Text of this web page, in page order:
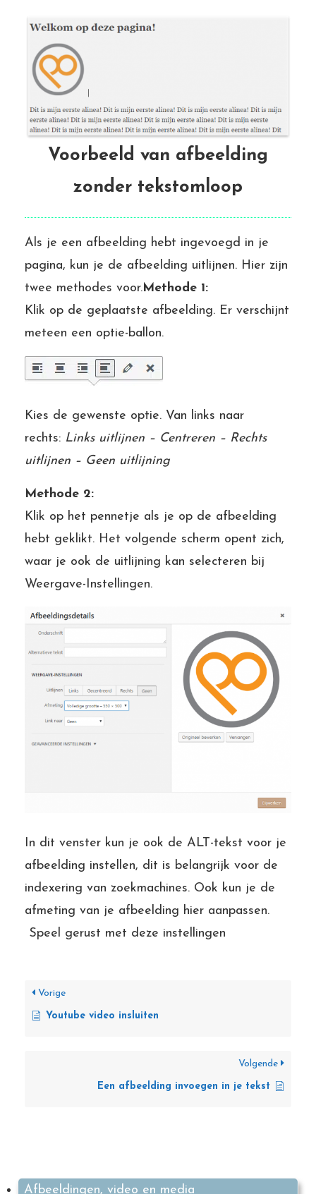
Afbeeldingen, video en media
Voorbeeld van afbeelding
zonder tekstomloop
Als je een afbeelding hebt ingevoegd in je
pagina, kun je de afbeelding uitlijnen. Hier zijn
twee methodes voor.Methode 1:
Klik op de geplaatste afbeelding. Er verschijnt
meteen een optie-ballon.
Kies de gewenste optie. Van links naar
rechts: Links uitlijnen – Centreren – Rechts
uitlijnen – Geen uitlijning
Methode 2:
Klik op het pennetje als je op de afbeelding
hebt geklikt. Het volgende scherm opent zich,
waar je ook de uitlijning kan selecteren bij
Weergave-Instellingen.
In dit venster kun je ook de ALT-tekst voor je
afbeelding instellen, dit is belangrijk voor de
indexering van zoekmachines. Ook kun je de
afmeting van je afbeelding hier aanpassen.
Speel gerust met deze instellingen
Vorige
Youtube video insluiten
Volgende
Een afbeelding invoegen in je tekst